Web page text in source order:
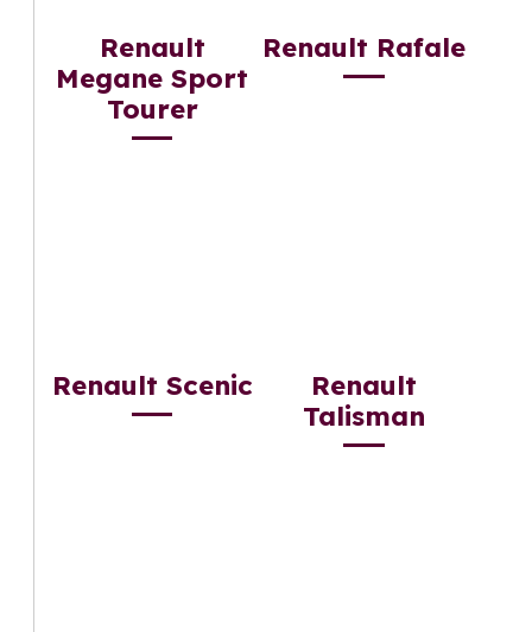
Renault
Megane Sport
Tourer
Renault Rafale
Renault Scenic
Renault
Talisman